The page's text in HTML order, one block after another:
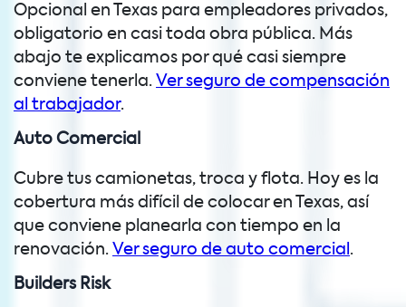
Opcional en Texas para empleadores privados,
obligatorio en casi toda obra pública. Más
abajo te explicamos por qué casi siempre
conviene tenerla. Ver seguro de compensación
al trabajador.
Auto Comercial
Cubre tus camionetas, troca y flota. Hoy es la
cobertura más difícil de colocar en Texas, así
que conviene planearla con tiempo en la
renovación. Ver seguro de auto comercial .
Builders Risk